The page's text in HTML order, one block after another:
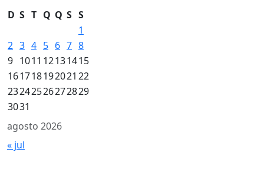
agosto 2026
D S T Q Q S S
1
2 3 4 5 6 7 8
9 1011 12131415
161718192021 22
23242526272829
3031
« jul